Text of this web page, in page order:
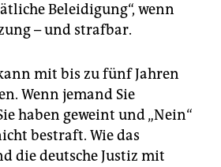
Beleidigung“, wenn
– und strafbar.
mit bis zu fünf Jahren
Wenn jemand Sie
haben geweint und „Nein“
bestraft. Wie das
die deutsche Justiz mit